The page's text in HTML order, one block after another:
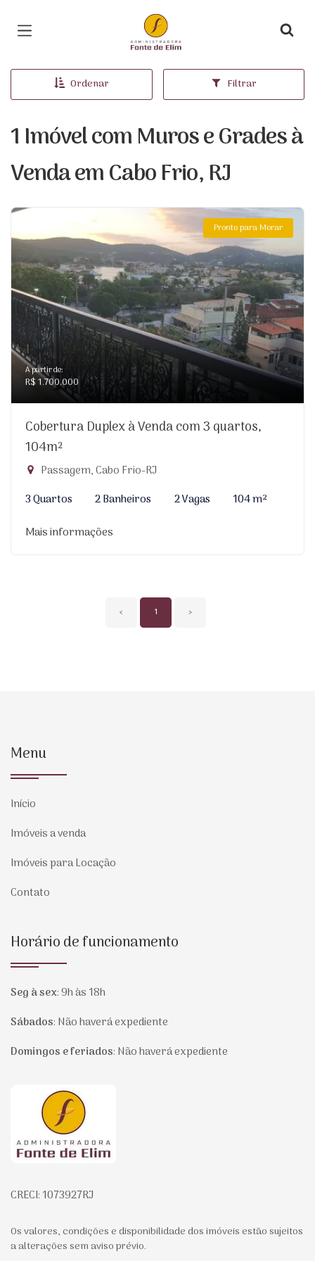
Página inicial
Ordenar Filtrar
1 Imóvel com Muros e Grades à
Venda em Cabo Frio, RJ
Pronto para Morar
A partir de:
R$ 1.700.000
Cobertura Duplex à Venda com 3 quartos,
104m²
Passagem, Cabo Frio-RJ
3 Quartos
2 Banheiros 2 Vagas
104 m²
Mais informações
‹ 1 ›
Menu
Início
Imóveis a venda
Imóveis para Locação
Contato
Horário de funcionamento
Seg à sex:9h às 18h
Sábados: Não haverá expediente
Domingos e feriados: Não haverá expediente
Página inicial
CRECI: 1073927RJ
Os valores, condições e disponibilidade dos imóveis estão sujeitos
a alterações sem aviso prévio.